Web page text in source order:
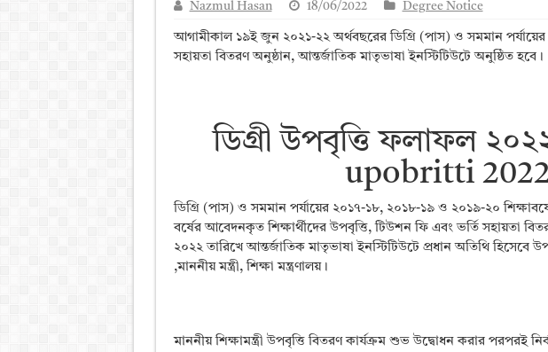
ময়মনসিংহ বোর্ড এইচএসসি রেজাল্ট ২০২৫ – HSC Result 2025
Nazmul Hasan 18/06/2022 Degree Notice
আগামীকাল ১৯ই জুন ২০২১-২২ অর্থবছরের ডিগ্রি (পাস) ও সমমান পর্যায়ের
সহায়তা বিতরণ অনুষ্ঠান, আন্তর্জাতিক মাতৃভাষা ইনস্টিটিউটে অনুষ্ঠিত হবে।
ডিগ্রী উপবৃত্তি ফলাফল
upobritti
ডিগ্রি (পাস) ও সমমান পর্যায়ের ২০১৭-১৮, ২০১৮-১৯ ও ২০১৯-২০
বর্ষের আবেদনকৃত শিক্ষার্থীদের উপবৃত্তি, টিউশন ফি এবং ভর্তি সহায়তা
২০২২ তারিখে আন্তর্জাতিক মাতৃভাষা ইনস্টিটিউটে প্রধান অতিথি হিসেবে
,মাননীয় মন্ত্রী, শিক্ষা মন্ত্রণালয়।
মাননীয় শিক্ষামন্ত্রী উপবৃত্তি বিতরণ কার্যক্রম শুভ উদ্বোধন করার পরপরই